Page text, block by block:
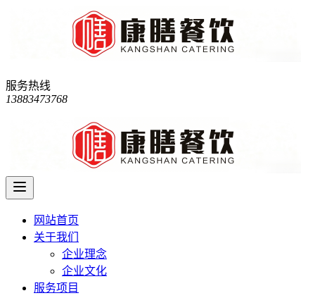
服务热线
13883473768
网站首页
关于我们
企业理念
企业文化
服务项目